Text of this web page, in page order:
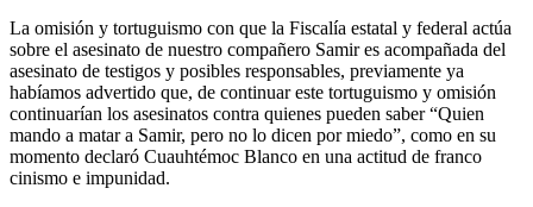
La omisión y tortuguismo con que la Fiscalía estatal y federal actúa
sobre el asesinato de nuestro compañero Samir es acompañada del
asesinato de testigos y posibles responsables, previamente ya
habíamos advertido que, de continuar este tortuguismo y omisión
continuarían los asesinatos contra quienes pueden saber “Quien
mando a matar a Samir, pero no lo dicen por miedo”, como en su
momento declaró Cuauhtémoc Blanco en una actitud de franco
cinismo e impunidad.